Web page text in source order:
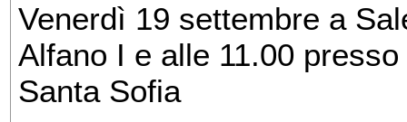
Venerdì 19 settembre a
Alfano I e alle 11.00
Santa Sofia